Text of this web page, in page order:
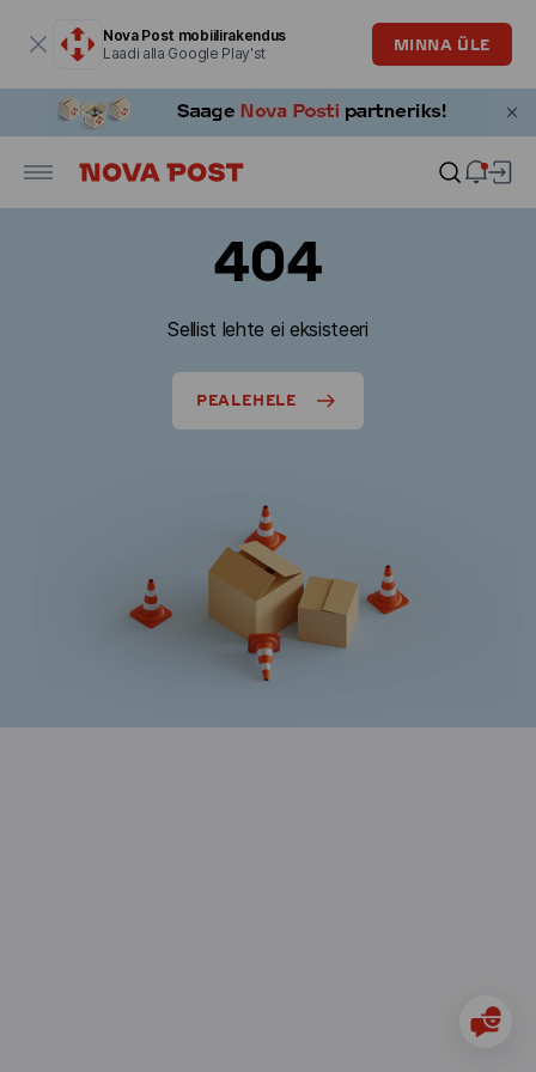
Nova Post mobiilirakendus
Laadi alla Google Play'st
MINNA ÜLE
404
Sellist lehte ei eksisteeri
PEALEHELE